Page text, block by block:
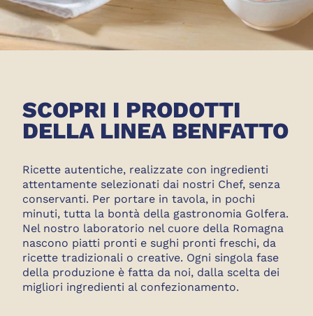
SCOPRI I PRODOTTI
DELLA LINEA BENFATTO
Ricette autentiche, realizzate con ingredienti
attentamente selezionati dai nostri Chef, senza
conservanti. Per portare in tavola, in pochi
minuti, tutta la bontà della gastronomia Golfera.
Nel nostro laboratorio nel cuore della Romagna
nascono piatti pronti e sughi pronti freschi, da
ricette tradizionali o creative. Ogni singola fase
della produzione è fatta da noi, dalla scelta dei
migliori ingredienti al confezionamento.